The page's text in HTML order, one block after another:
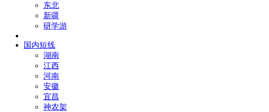
东北
新疆
研学游
国内短线
湖南
江西
河南
安徽
宜昌
神农架